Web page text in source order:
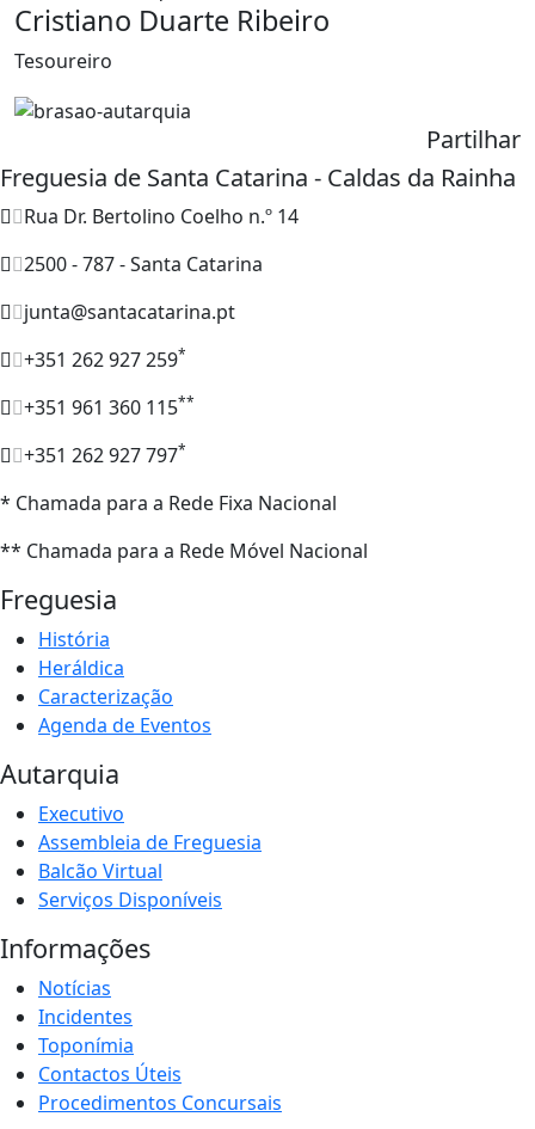
Cristiano Duarte Ribeiro
Tesoureiro
Partilhar
Freguesia de Santa Catarina - Caldas da Rainha
Rua Dr. Bertolino Coelho n.º 14
2500 - 787 - Santa Catarina
junta@santacatarina.pt
+351 262 927 259*
+351 961 360 115**
+351 262 927 797*
* Chamada para a Rede Fixa Nacional
** Chamada para a Rede Móvel Nacional
Freguesia
História
Heráldica
Caracterização
Agenda de Eventos
Autarquia
Executivo
Assembleia de Freguesia
Balcão Virtual
Serviços Disponíveis
Informações
Notícias
Incidentes
Toponímia
Contactos Úteis
Procedimentos Concursais